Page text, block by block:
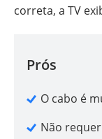
correta, a TV
Prós
O cabo é
Não